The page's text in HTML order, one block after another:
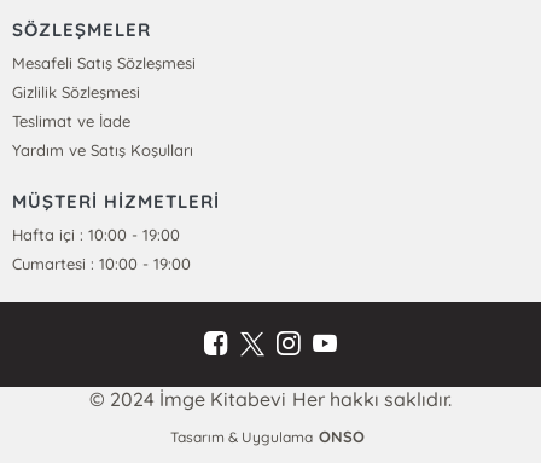
SÖZLEŞMELER
Mesafeli Satış Sözleşmesi
Gizlilik Sözleşmesi
Teslimat ve İade
Yardım ve Satış Koşulları
MÜŞTERİ HİZMETLERİ
Hafta içi : 10:00 - 19:00
Cumartesi : 10:00 - 19:00
© 2024 İmge Kitabevi Her hakkı saklıdır.
Tasarım & Uygulama ONSO